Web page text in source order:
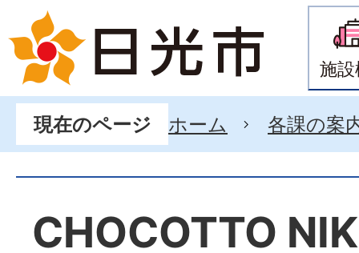
施
現在のページ ホーム 各課の案
CHOCOTTO